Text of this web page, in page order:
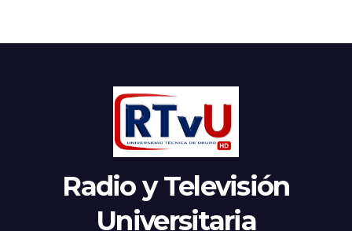
Radio y Televisión
Universitaria